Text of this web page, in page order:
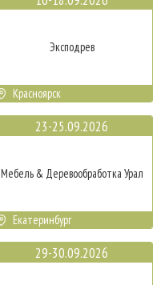
Эксподрев
Красноярск
23-25.09.2026
Мебель & Деревообработка Урал
Екатеринбург
29-30.09.2026